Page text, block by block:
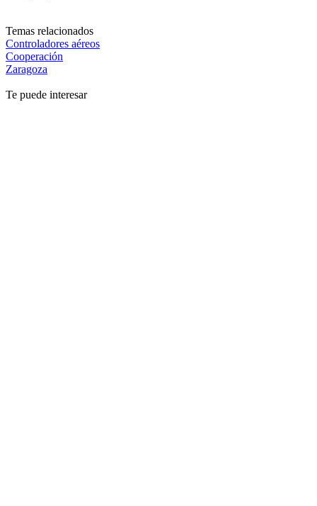
Temas relacionados
Controladores aéreos
Cooperación
Zaragoza
Te puede interesar